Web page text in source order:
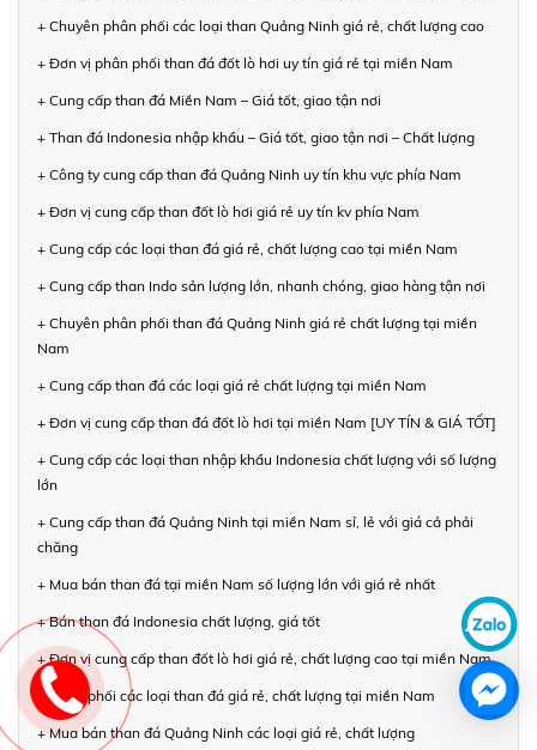
+ Chuyên phân phối các loại than Quảng Ninh giá rẻ, chất lượng cao
+ Đơn vị phân phối than đá đốt lò hơi uy tín giá rẻ tại miền Nam
+ Cung cấp than đá Miền Nam – Giá tốt, giao tận nơi
+ Than đá Indonesia nhập khẩu – Giá tốt, giao tận nơi – Chất lượng
+ Công ty cung cấp than đá Quảng Ninh uy tín khu vực phía Nam
+ Đơn vị cung cấp than đốt lò hơi giá rẻ uy tín kv phía Nam
+ Cung cấp các loại than đá giá rẻ, chất lượng cao tại miền Nam
+ Cung cấp than Indo sản lượng lớn, nhanh chóng, giao hàng tận nơi
+ Chuyên phân phối than đá Quảng Ninh giá rẻ chất lượng tại miền
Nam
+ Cung cấp than đá các loại giá rẻ chất lượng tại miền Nam
+ Đơn vị cung cấp than đá đốt lò hơi tại miền Nam [UY TÍN & GIÁ TỐT]
+ Cung cấp các loại than nhập khẩu Indonesia chất lượng với số lượng
lớn
+ Cung cấp than đá Quảng Ninh tại miền Nam sỉ, lẻ với giá cả phải
chăng
+ Mua bán than đá tại miền Nam số lượng lớn với giá rẻ nhất
+ Bán than đá Indonesia chất lượng, giá tốt
+ Đơn vị cung cấp than đốt lò hơi giá rẻ, chất lượng cao tại miền Nam
+ Phân phối các loại than đá giá rẻ, chất lượng tại miền Nam
+ Mua bán than đá Quảng Ninh các loại giá rẻ, chất lượng